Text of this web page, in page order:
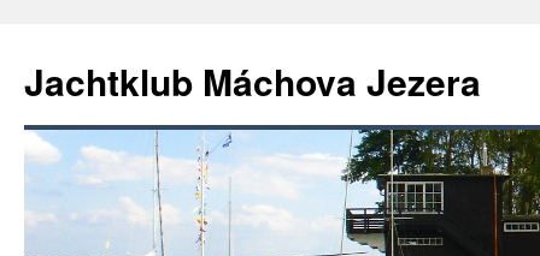
Jachtklub Máchova Jezera